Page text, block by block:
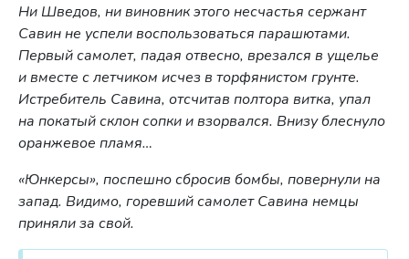
Ни Шведов, ни виновник этого несчастья сержант
Савин не успели воспользоваться парашютами.
Первый самолет, падая отвесно, врезался в ущелье
и вместе с летчиком исчез в торфянистом грунте.
Истребитель Савина, отсчитав полтора витка, упал
на покатый склон сопки и взорвался. Внизу блеснуло
оранжевое пламя…
«Юнкерсы», поспешно сбросив бомбы, повернули на
запад. Видимо, горевший самолет Савина немцы
приняли за свой.